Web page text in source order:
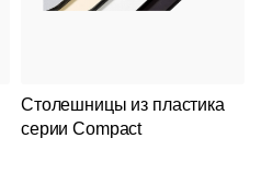
Столешницы из пластика
серии Compact